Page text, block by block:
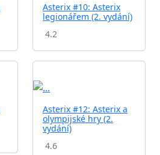
Asterix #10: Asterix
legionářem (2. vydání)
4.2
Asterix #12: Asterix a
olympijské hry (2.
vydání)
4.6